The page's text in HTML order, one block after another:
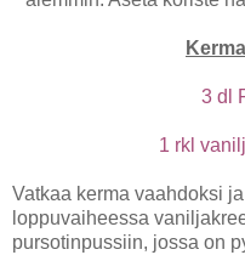
3 dl
1 rkl
Vatkaa kerma vaahdoksi
loppuvaiheessa
pursotinpussiin, jossa on